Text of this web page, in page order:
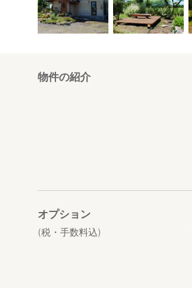
物件の紹介
オプション
(税・手数料込)